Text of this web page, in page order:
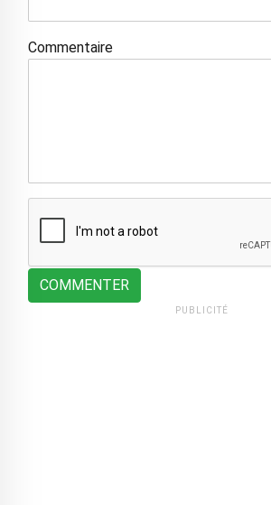
Commentaire
COMMENTER
PUBLICITÉ